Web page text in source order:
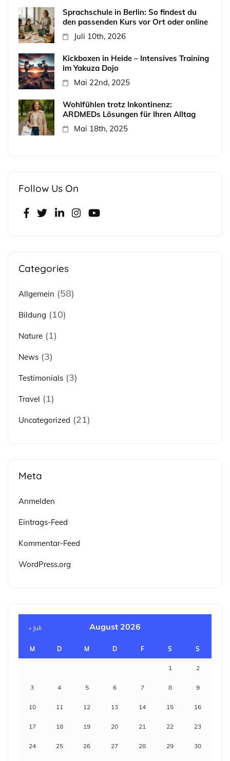
Sprachschule in Berlin: So findest du
den passenden Kurs vor Ort oder online
Juli 10th, 2026
Kickboxen in Heide – Intensives Training
im Yakuza Dojo
Mai 22nd, 2025
Wohlfühlen trotz Inkontinenz:
ARDMEDs Lösungen für Ihren Alltag
Mai 18th, 2025
Follow Us On
Categories
Allgemein (58)
Bildung (10)
Nature (1)
News (3)
Testimonials (3)
Travel (1)
Uncategorized (21)
Meta
Anmelden
Eintrags-Feed
Kommentar-Feed
WordPress.org
August 2026
M D M D F S S
1 2
3 4 5 6 7 8 9
10 11 12 13 14 15 16
17 18 19 20 21 22 23
24 25 26 27 28 29 30
« Juli